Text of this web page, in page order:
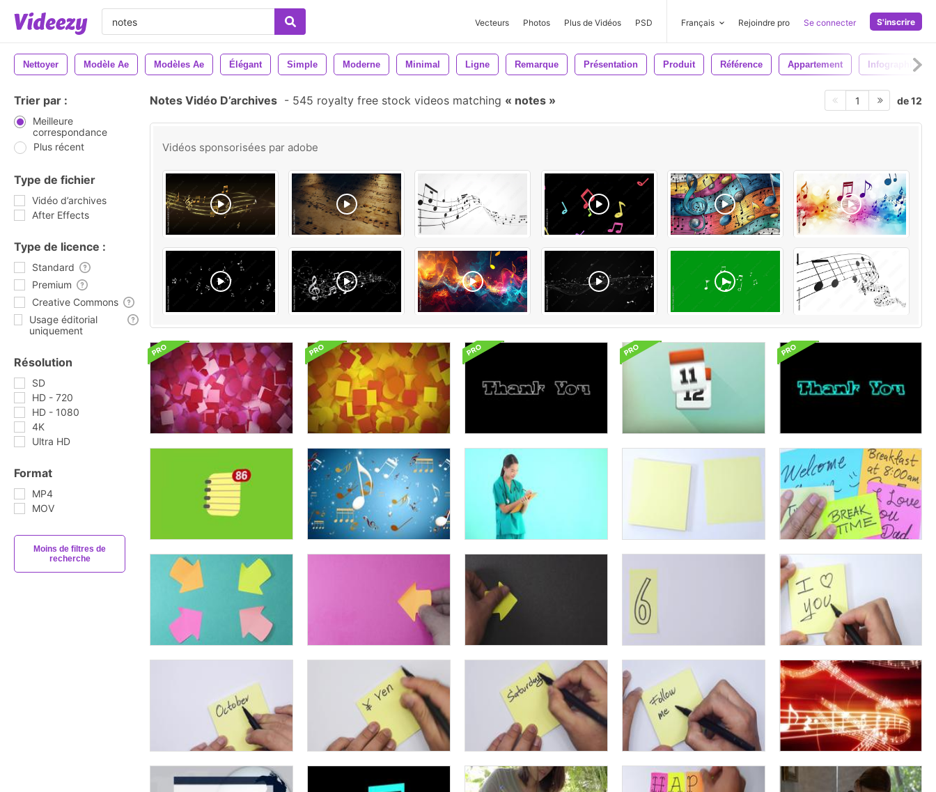
Vecteurs Photos Plus de Vidéos PSD Français Rejoindre pro Se connecter S'inscrire
Nettoyer Modèle Ae Modèles Ae Élégant Simple Moderne Minimal Ligne Remarque Présentation Produit Référence Appartement Infographique
Trier par :
Meilleure
correspondance
Plus récent
Type de fichier
Vidéo d’archives
After Effects
Type de licence :
Standard
Premium
Creative Commons
Usage éditorial
uniquement
Résolution
SD
HD - 720
HD - 1080
4K
Ultra HD
Format
MP4
MOV
Moins de filtres de
recherche
Notes Vidéo D’archives - 545 royalty free stock videos matching notes 1 de 12
Vidéos sponsorisées par adobe